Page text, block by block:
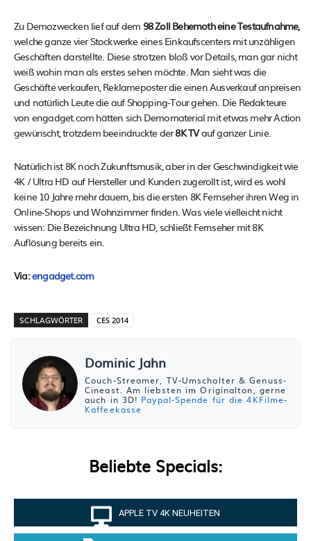
Zu Demozwecken lief auf dem 98 Zoll Behemoth eine Testaufnahme,
welche ganze vier Stockwerke eines Einkaufscenters mit unzähligen
Geschäften darstellte. Diese strotzen bloß vor Details, man gar nicht
weiß wohin man als erstes sehen möchte. Man sieht was die
Geschäfte verkaufen, Reklameposter die einen Ausverkauf anpreisen
und natürlich Leute die auf Shopping-Tour gehen. Die Redakteure
von engadget.com hätten sich Demomaterial mit etwas mehr Action
gewünscht, trotzdem beeindruckte der8K TVauf ganzer Linie.
Natürlich ist 8K noch Zukunftsmusik, aber in der Geschwindigkeit wie
4K / Ultra HD auf Hersteller und Kunden zugerollt ist, wird es wohl
keine 10 Jahre mehr dauern, bis die ersten 8K Fernseher ihren Weg in
Online-Shops und Wohnzimmer finden. Was viele vielleicht nicht
wissen: Die Bezeichnung Ultra HD, schließt Fernseher mit 8K
Auflösung bereits ein.
Via:engadget.com
SCHLAGWÖRTER CES 2014
Dominic Jahn
Couch-Streamer, TV-Umschalter & Genuss-
Cineast. Am liebsten im Originalton, gerne
auch in 3D! Paypal-Spende für die 4KFilme-
Kaffeekasse
Beliebte Specials:
APPLE TV 4K NEUHEITEN